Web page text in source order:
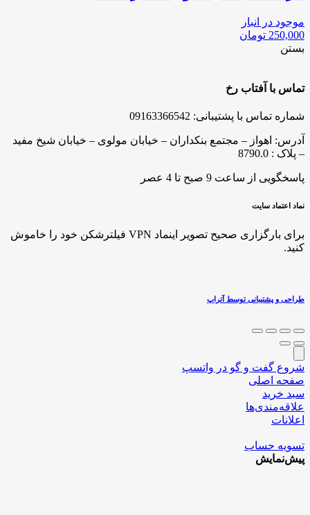
موجود در انبار
250,000 تومان
بستن
تماس با آفتاب رخ
شماره تماس با پشتیبانی: 09163366542
آدرس: اهواز – مجتمع بنکداران – خیابان مولوی – خیابان شیخ مفید
– پلاک : 8790.0
پاسخگویی از ساعت 9 صبح تا 4 عصر
نماد اعتماد سایت
برای بارگزاری صحیح تصویر اینماد VPN فیلترشکن خود را خاموش
کنید.
طراحی و پشتیبانی توسط آتراپ
شروع گفت و گو در واتسپ
صفحه اصلی
سبد خرید
علاقه‌مندی‌ها
اعلانات
تسویه حساب
پیش‌نمایش